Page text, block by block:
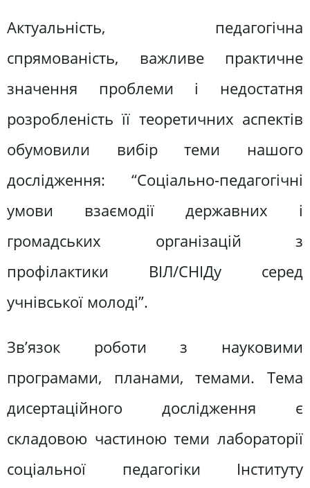
Актуальність, педагогічна
спрямованість, важливе практичне
значення проблеми і недостатня
розробленість її теоретичних аспектів
обумовили вибір теми нашого
дослідження: “Соціально-педагогічні
умови взаємодії державних і
громадських організацій з
профілактики ВІЛ/СНІДу серед
учнівської молоді”.
Зв’язок роботи з науковими
програмами, планами, темами. Тема
дисертаційного дослідження є
складовою частиною теми лабораторії
соціальної педагогіки Інституту